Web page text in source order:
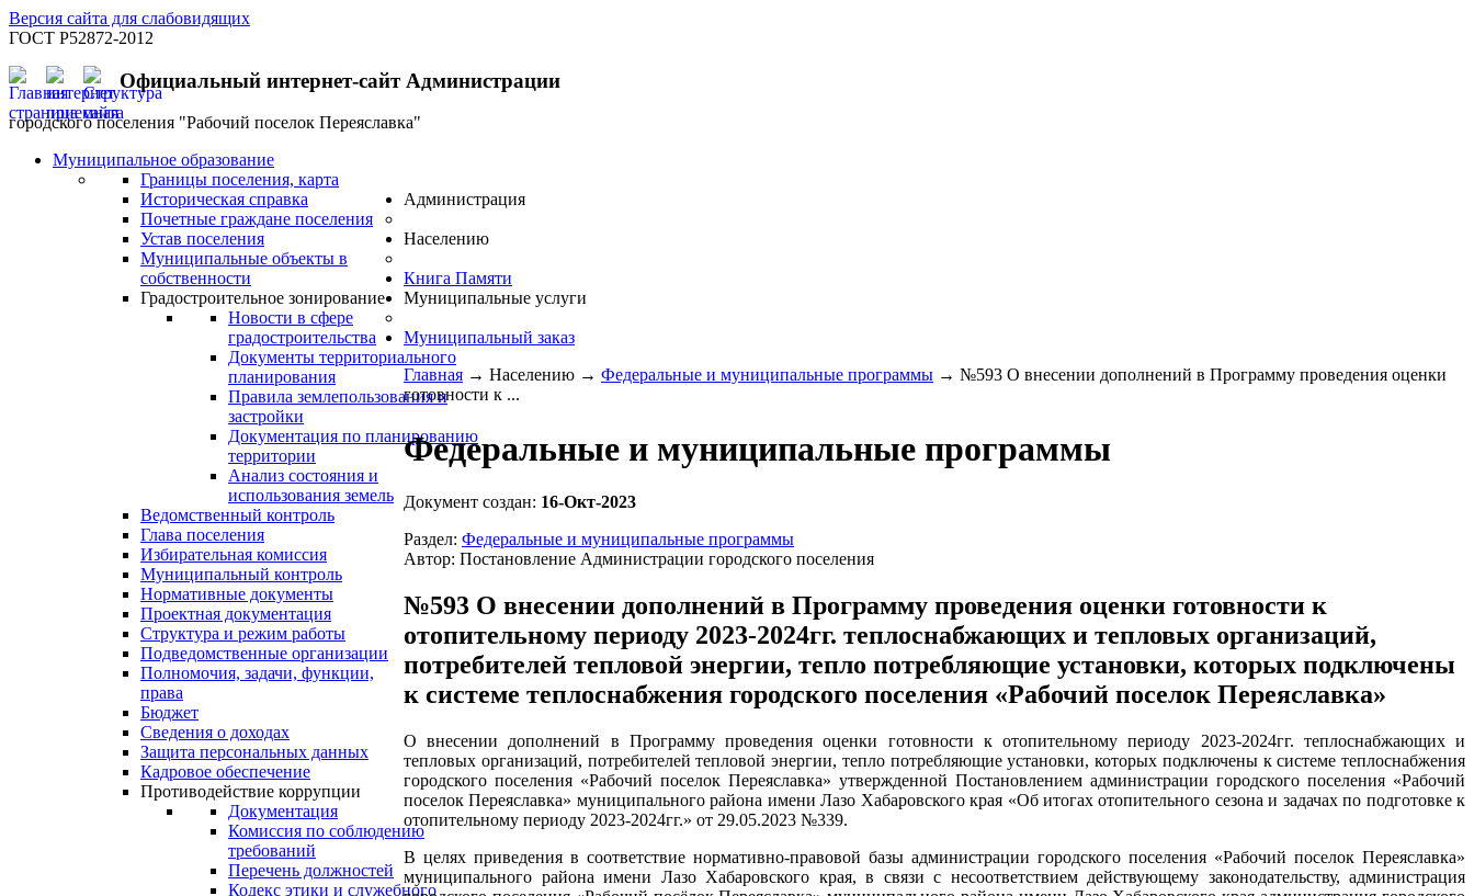
Версия сайта для слабовидящих
ГОСТ Р52872-2012
Официальный интернет-сайт Администрации
городского поселения "Рабочий поселок Переяславка"
Муниципальное образование
Границы поселения, карта
Историческая справка
Почетные граждане поселения
Устав поселения
Муниципальные объекты в
собственности
Градостроительное зонирование
Новости в сфере
градостроительства
Документы территориального
планирования
Правила землепользования и
застройки
Документация по планированию
территории
Анализ состояния и
использования земель
Ведомственный контроль
Глава поселения
Избирательная комиссия
Муниципальный контроль
Администрация
Нормативные документы
Проектная документация
Структура и режим работы
Подведомственные организации
Полномочия, задачи, функции,
права
Бюджет
Сведения о доходах
Защита персональных данных
Кадровое обеспечение
Противодействие коррупции
Документация
Комиссия по соблюдению
требований
Перечень должностей
Кодекс этики и служебного
Населению
Книга Памяти
Муниципальные услуги
Муниципальный заказ
Главная → Населению → Федеральные и муниципальные программы → №593 О внесении дополнений в Программу проведения оценки
готовности к ...
Федеральные и муниципальные программы
Документ создан: 16-Окт-2023
Раздел: Федеральные и муниципальные программы
Автор: Постановление Администрации городского поселения
№593 О внесении дополнений в Программу проведения оценки готовности к
отопительному периоду 2023-2024гг. теплоснабжающих и тепловых организаций,
потребителей тепловой энергии, тепло потребляющие установки, которых подключены
к системе теплоснабжения городского поселения «Рабочий поселок Переяславка»
О внесении дополнений в Программу проведения оценки готовности к отопительному периоду 2023-2024гг. теплоснабжающих и
тепловых организаций, потребителей тепловой энергии, тепло потребляющие установки, которых подключены к системе теплоснабжения
городского поселения «Рабочий поселок Переяславка» утвержденной Постановлением администрации городского поселения «Рабочий
поселок Переяславка» муниципального района имени Лазо Хабаровского края «Об итогах отопительного сезона и задачах по подготовке к
отопительному периоду 2023-2024гг.» от 29.05.2023 №339.
В целях приведения в соответствие нормативно-правовой базы администрации городского поселения «Рабочий поселок Переяславка»
муниципального района имени Лазо Хабаровского края, в связи с несоответствием действующему законодательству, администрация